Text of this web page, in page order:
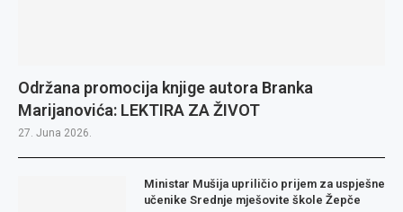
Održana promocija knjige autora Branka
Marijanovića: LEKTIRA ZA ŽIVOT
27. Juna 2026.
Ministar Mušija upriličio prijem za uspješne
učenike Srednje mješovite škole Žepče